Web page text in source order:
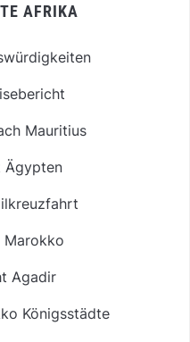
AFRIKA
Mauritius
Ägypten
Marokko
Agadir
Königsstädte